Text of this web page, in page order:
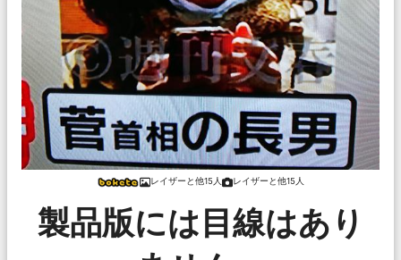
レイザーと他15人 レイザーと他15人
製品版には目線はあり